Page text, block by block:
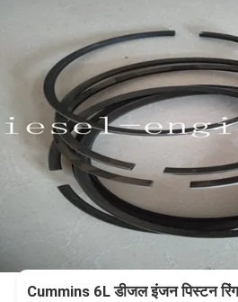
Cummins 6L डीजल इंजन पिस्टन